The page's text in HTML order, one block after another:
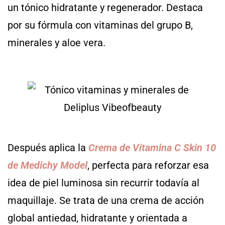
un tónico hidratante y regenerador. Destaca
por su fórmula con vitaminas del grupo B,
minerales y aloe vera.
Después aplica la Crema de Vitamina C Skin 10
de Medichy Model, perfecta para reforzar esa
idea de piel luminosa sin recurrir todavía al
maquillaje. Se trata de una crema de acción
global antiedad, hidratante y orientada a